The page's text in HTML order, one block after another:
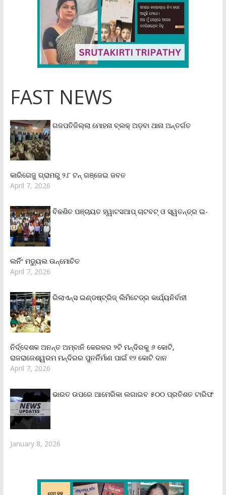
FAST NEWS
ଗଜପତିଜିଲ୍ଲା ମୋହନା ବ୍ଲକ୍‌ ଅଡ଼ବା ଥାନା ଅନ୍ତର୍ଗତ
କାରିଗେଜୁ ଗ୍ରାମରୁ ୨.୮ ଟନ୍ ଗଞ୍ଜେଇ ଜବତ
April 7, 2026
ବିକଶିତ ପଞ୍ଚାୟତ ହ୍ୱାଟସଆପ୍ ଚାଟବଟ୍ ଓ ସ୍ୱତନ୍ତ୍ର ଇ-
ଲର୍ନିଂ ମଡ୍ୟୁଲ ଉନ୍ମୋଚିତ
April 7, 2026
ରିଲାଏନ୍‌ସ ଇଣ୍ଡଷ୍ଟ୍ରିଜ୍ ଲିମିଟେଡ୍‌ର କାର୍ଯ୍ୟନିର୍ବାହୀ
ନିର୍ଦ୍ଦେଶକ ଅନନ୍ତ ଅମ୍ବାନି କେରଳର ୨ଟି ମନ୍ଦିରକୁ ୬ କୋଟି,
ରାଜରାଜେଶ୍ୱରମ ମନ୍ଦିରର ପୁନର୍ନିର୍ମାଣ ପାଇଁ ୧୨ କୋଟି ଦାନ
April 7, 2026
ଭାରତ ଉପରେ ଆମେରିକା ଲଗାଇବ ୫୦୦ ପ୍ରତିଶତ ଟାରିଫ
January 8, 2026